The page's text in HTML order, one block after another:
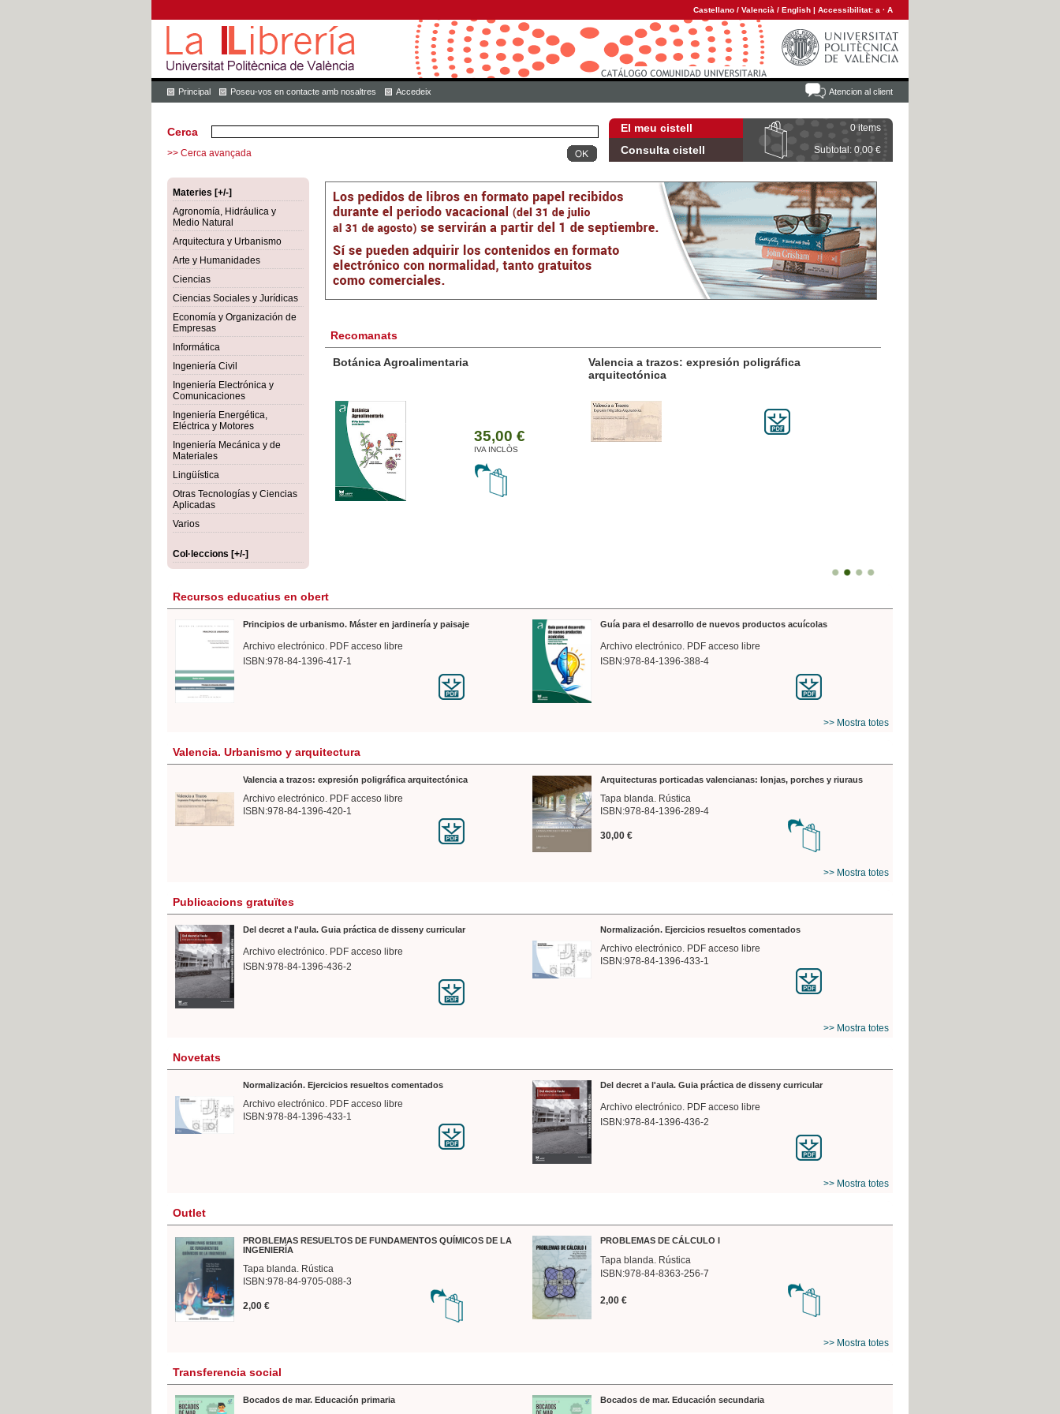
Castellano / Valencià / English | Accessibilitat: a · A
Atencion al client
Principal Poseu-vos en contacte amb nosaltres Accedeix
El meu cistell 0 items
Consulta cistell Subtotal: 0,00 €
Cerca
>> Cerca avançada
Materies [+/-]
Agronomía, Hidráulica y
Medio Natural
Arquitectura y Urbanismo
Arte y Humanidades
Ciencias
Ciencias Sociales y Jurídicas
Economía y Organización de
Empresas
Informática
Ingeniería Civil
Ingeniería Electrónica y
Comunicaciones
Ingeniería Energética,
Eléctrica y Motores
Ingeniería Mecánica y de
Materiales
Lingüística
Otras Tecnologías y Ciencias
Aplicadas
Varios
Col·leccions [+/-]
Recomanats
Botánica Agroalimentaria
35,00 €
IVA INCLÒS
Valencia a trazos: expresión poligráfica
arquitectónica
Recursos educatius en obert
Principios de urbanismo. Máster en jardinería y paisaje
Archivo electrónico. PDF acceso libre
ISBN:978-84-1396-417-1
Guía para el desarrollo de nuevos productos acuícolas
Archivo electrónico. PDF acceso libre
ISBN:978-84-1396-388-4
>> Mostra totes
Valencia. Urbanismo y arquitectura
Valencia a trazos: expresión poligráfica arquitectónica
Archivo electrónico. PDF acceso libre
ISBN:978-84-1396-420-1
Arquitecturas porticadas valencianas: lonjas, porches y riuraus
Tapa blanda. Rústica
ISBN:978-84-1396-289-4
30,00 €
>> Mostra totes
Publicacions gratuïtes
Del decret a l'aula. Guia práctica de disseny curricular
Archivo electrónico. PDF acceso libre
ISBN:978-84-1396-436-2
Normalización. Ejercicios resueltos comentados
Archivo electrónico. PDF acceso libre
ISBN:978-84-1396-433-1
>> Mostra totes
Novetats
Normalización. Ejercicios resueltos comentados
Archivo electrónico. PDF acceso libre
ISBN:978-84-1396-433-1
Del decret a l'aula. Guia práctica de disseny curricular
Archivo electrónico. PDF acceso libre
ISBN:978-84-1396-436-2
>> Mostra totes
Outlet
PROBLEMAS RESUELTOS DE FUNDAMENTOS QUÍMICOS DE LA
INGENIERÍA
Tapa blanda. Rústica
ISBN:978-84-9705-088-3
2,00 €
PROBLEMAS DE CÁLCULO I
Tapa blanda. Rústica
ISBN:978-84-8363-256-7
2,00 €
>> Mostra totes
Transferencia social
Bocados de mar. Educación primaria Bocados de mar. Educación secundaria